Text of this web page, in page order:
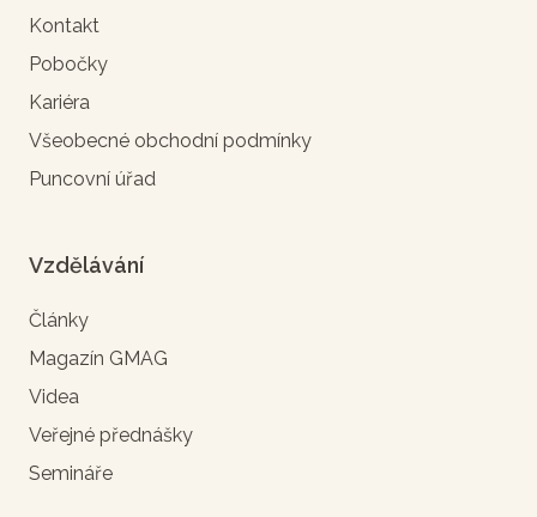
Kontakt
Pobočky
Kariéra
Všeobecné obchodní podmínky
Puncovní úřad
Vzdělávání
Články
Magazín GMAG
Videa
Veřejné přednášky
Semináře